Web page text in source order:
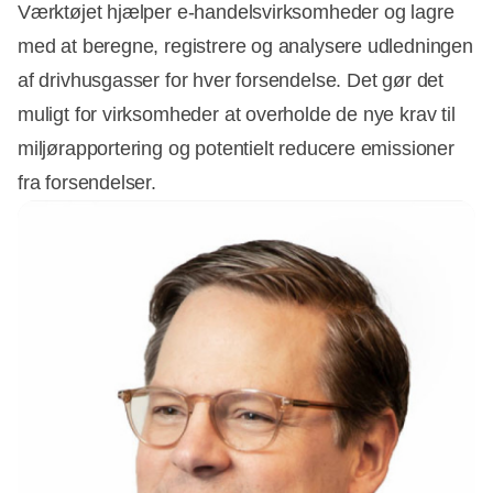
Annonce
Værktøjet hjælper e-handelsvirksomheder og lagre
med at beregne, registrere og analysere udledningen
af drivhusgasser for hver forsendelse. Det gør det
muligt for virksomheder at overholde de nye krav til
miljørapportering og potentielt reducere emissioner
fra forsendelser.